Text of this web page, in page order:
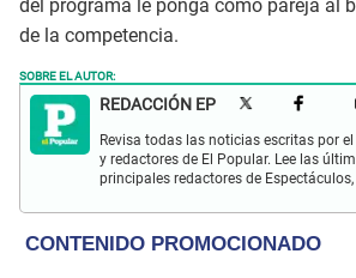
del programa le ponga como pareja al
de la competencia.
SOBRE EL AUTOR:
REDACCIÓN EP
Revisa todas las noticias escritas por
y redactores de El Popular. Lee las
principales redactores de